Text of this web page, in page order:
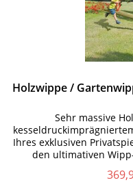
Holzwippe /
Sehr massive
Ihres exklusiven
den ultimativen